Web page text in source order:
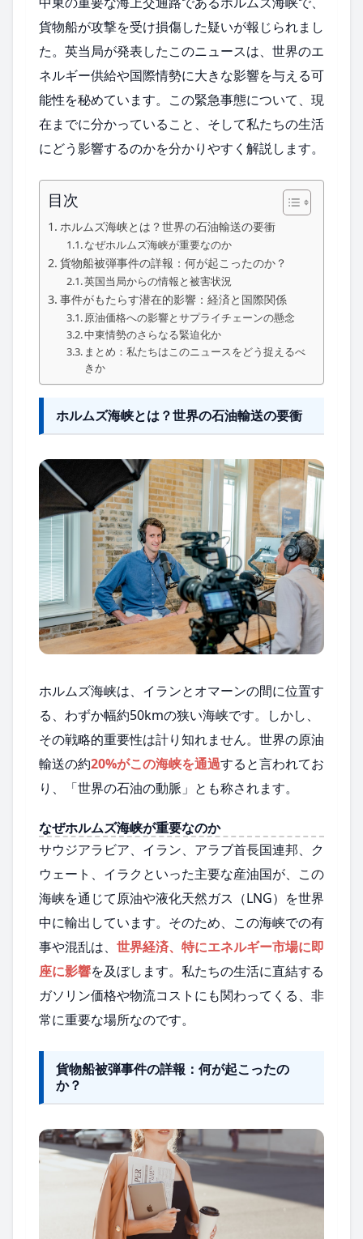
貨物船が攻撃を受け損傷した疑いが報じられまし
た。英当局が発表したこのニュースは、世界のエ
ネルギー供給や国際情勢に大きな影響を与える可
能性を秘めています。この緊急事態について、現
在までに分かっていること、そして私たちの生活
にどう影響するのかを分かりやすく解説します。
目次
ホルムズ海峡とは？世界の石油輸送の要衝
なぜホルムズ海峡が重要なのか
貨物船被弾事件の詳報：何が起こったのか？
英国当局からの情報と被害状況
事件がもたらす潜在的影響：経済と国際関係
原油価格への影響とサプライチェーンの懸念
中東情勢のさらなる緊迫化か
まとめ：私たちはこのニュースをどう捉えるべ
きか
ホルムズ海峡とは？世界の石油輸送の要衝
ホルムズ海峡は、イランとオマーンの間に位置す
る、わずか幅約50kmの狭い海峡です。しかし、
その戦略的重要性は計り知れません。世界の原油
輸送の約20%がこの海峡を通過すると言われてお
り、「世界の石油の動脈」とも称されます。
なぜホルムズ海峡が重要なのか
サウジアラビア、イラン、アラブ首長国連邦、ク
ウェート、イラクといった主要な産油国が、この
海峡を通じて原油や液化天然ガス（LNG）を世界
中に輸出しています。そのため、この海峡での有
事や混乱は、 世界経済、特にエネルギー市場に即
座に影響を及ぼします。私たちの生活に直結する
ガソリン価格や物流コストにも関わってくる、非
常に重要な場所なのです。
貨物船被弾事件の詳報：何が起こったの
か？